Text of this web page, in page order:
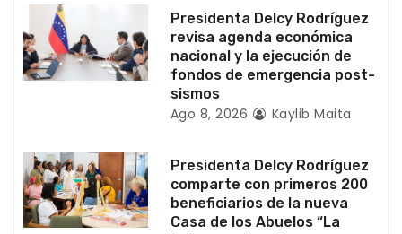
n
t
a
d
Presidenta Delcy Rodríguez
revisa agenda económica
nacional y la ejecución de
fondos de emergencia post-
sismos
Ago 8, 2026 Kaylib Maita
Presidenta Delcy Rodríguez
comparte con primeros 200
beneficiarios de la nueva
Casa de los Abuelos “La